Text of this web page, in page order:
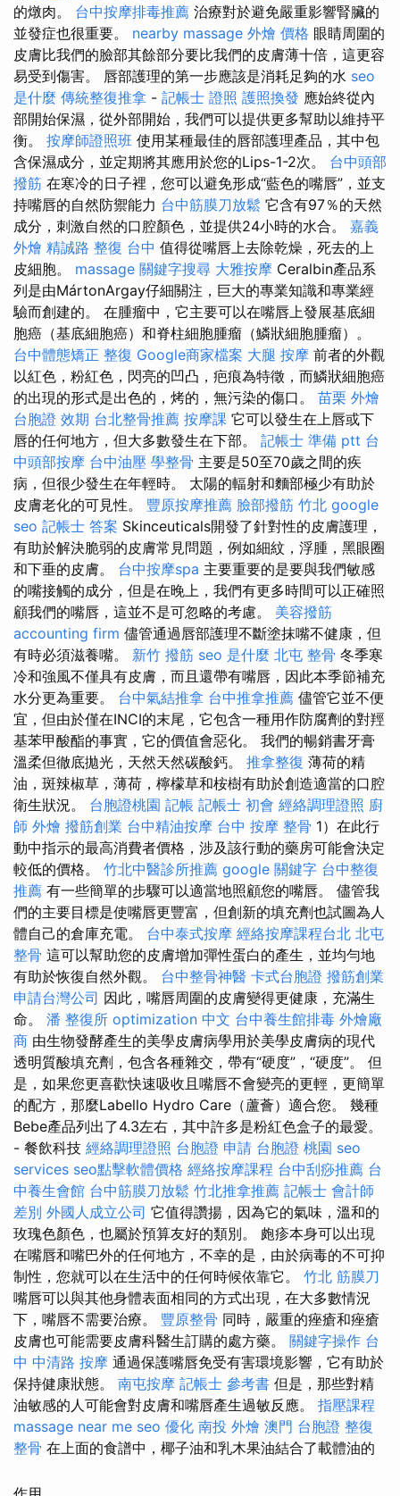
的燉肉。 台中按摩排毒推薦 治療對於避免嚴重影響腎臟的
並發症也很重要。 nearby massage 外燴 價格 眼睛周圍的
皮膚比我們的臉部其餘部分要比我們的皮膚薄十倍，這更容
易受到傷害。 唇部護理的第一步應該是消耗足夠的水 seo
是什麼 傳統整復推拿 - 記帳士 證照 護照換發 應始終從內
部開始保濕，從外部開始，我們可以提供更多幫助以維持平
衡。 按摩師證照班 使用某種最佳的唇部護理產品，其中包
含保濕成分，並定期將其應用於您的Lips-1-2次。 台中頭部
撥筋 在寒冷的日子裡，您可以避免形成“藍色的嘴唇”，並支
持嘴唇的自然防禦能力 台中筋膜刀放鬆 它含有97％的天然
成分，刺激自然的口腔顏色，並提供24小時的水合。 嘉義
外燴 精誠路 整復 台中 值得從嘴唇上去除乾燥，死去的上
皮細胞。 massage 關鍵字搜尋 大雅按摩 Ceralbin產品系
列是由MártonArgay仔細關注，巨大的專業知識和專業經
驗而創建的。 在腫瘤中，它主要可以在嘴唇上發展基底細
胞癌（基底細胞癌）和脊柱細胞腫瘤（鱗狀細胞腫瘤）。
台中體態矯正 整復 Google商家檔案 大腿 按摩 前者的外觀
以紅色，粉紅色，閃亮的凹凸，疤痕為特徵，而鱗狀細胞癌
的出現的形式是出色的，烤的，無污染的傷口。 苗栗 外燴
台胞證 效期 台北整骨推薦 按摩課 它可以發生在上唇或下
唇的任何地方，但大多數發生在下部。 記帳士 準備 ptt 台
中頭部按摩 台中油壓 學整骨 主要是50至70歲之間的疾
病，但很少發生在年輕時。 太陽的輻射和麵部極少有助於
皮膚老化的可見性。 豐原按摩推薦 臉部撥筋 竹北 google
seo 記帳士 答案 Skinceuticals開發了針對性的皮膚護理，
有助於解決脆弱的皮膚常見問題，例如細紋，浮腫，黑眼圈
和下垂的皮膚。 台中按摩spa 主要重要的是要與我們敏感
的嘴接觸的成分，但是在晚上，我們有更多時間可以正確照
顧我們的嘴唇，這並不是可忽略的考慮。 美容撥筋
accounting firm 儘管通過唇部護理不斷塗抹嘴不健康，但
有時必須滋養嘴。 新竹 撥筋 seo 是什麼 北屯 整骨 冬季寒
冷和強風不僅具有皮膚，而且還帶有嘴唇，因此本季節補充
水分更為重要。 台中氣結推拿 台中推拿推薦 儘管它並不便
宜，但由於僅在INCI的末尾，它包含一種用作防腐劑的對羥
基苯甲酸酯的事實，它的價值會惡化。 我們的暢銷書牙膏
溫柔但徹底拋光，天然天然碳酸鈣。 推拿整復 薄荷的精
油，斑辣椒草，薄荷，檸檬草和桉樹有助於創造適當的口腔
衛生狀況。 台胞證桃園 記帳 記帳士 初會 經絡調理證照 廚
師 外燴 撥筋創業 台中精油按摩 台中 按摩 整骨 1）在此行
動中指示的最高消費者價格，涉及該行動的藥房可能會決定
較低的價格。 竹北中醫診所推薦 google 關鍵字 台中整復
推薦 有一些簡單的步驟可以適當地照顧您的嘴唇。 儘管我
們的主要目標是使嘴唇更豐富，但創新的填充劑也試圖為人
體自己的倉庫充電。 台中泰式按摩 經絡按摩課程台北 北屯
整骨 這可以幫助您的皮膚增加彈性蛋白的產生，並均勻地
有助於恢復自然外觀。 台中整骨神醫 卡式台胞證 撥筋創業
申請台灣公司 因此，嘴唇周圍的皮膚變得更健康，充滿生
命。 潘 整復所 optimization 中文 台中養生館排毒 外燴廠
商 由生物發酵產生的美學皮膚病學用於美學皮膚病的現代
透明質酸填充劑，包含各種雜交，帶有“硬度”，“硬度”。 但
是，如果您更喜歡快速吸收且嘴唇不會變亮的更輕，更簡單
的配方，那麼Labello Hydro Care（蘆薈）適合您。 幾種
Bebe產品列出了4.3左右，其中許多是粉紅色盒子的最愛。
- 餐飲科技 經絡調理證照 台胞證 申請 台胞證 桃園 seo
services seo點擊軟體價格 經絡按摩課程 台中刮痧推薦 台
中養生會館 台中筋膜刀放鬆 竹北推拿推薦 記帳士 會計師
差別 外國人成立公司 它值得讚揚，因為它的氣味，溫和的
玫瑰色顏色，也屬於預算友好的類別。 皰疹本身可以出現
在嘴唇和嘴巴外的任何地方，不幸的是，由於病毒的不可抑
制性，您就可以在生活中的任何時候依靠它。 竹北 筋膜刀
嘴唇可以與其他身體表面相同的方式出現，在大多數情況
下，嘴唇不需要治療。 豐原整骨 同時，嚴重的痤瘡和痤瘡
皮膚也可能需要皮膚科醫生訂購的處方藥。 關鍵字操作 台
中 中清路 按摩 通過保護嘴唇免受有害環境影響，它有助於
保持健康狀態。 南屯按摩 記帳士 參考書 但是，那些對精
油敏感的人可能會對皮膚和嘴唇產生過敏反應。 指壓課程
massage near me seo 優化 南投 外燴 澳門 台胞證 整復
整骨 在上面的食譜中，椰子油和乳木果油結合了載體油的